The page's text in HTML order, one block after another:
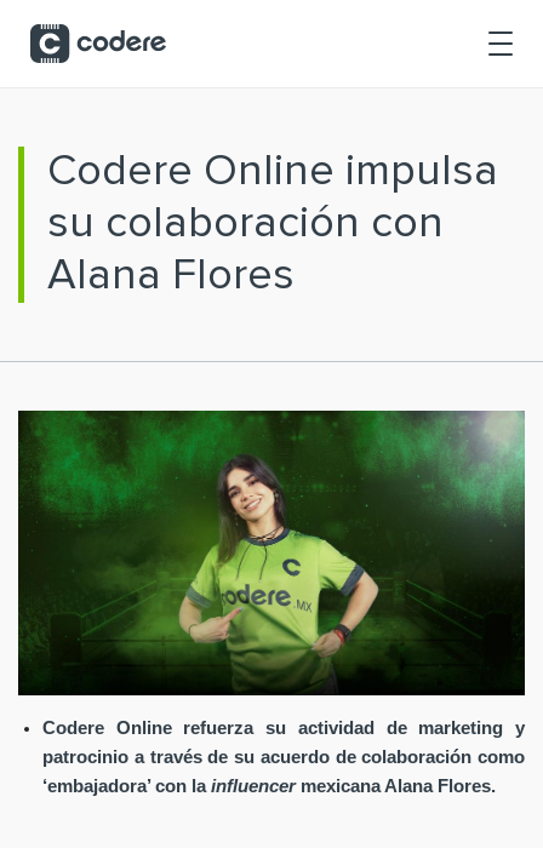
Codere Online impulsa
su colaboración con
Alana Flores
Codere Online refuerza su actividad de marketing y
patrocinio a través de su acuerdo de colaboración como
‘embajadora’ con lainfluencermexicana Alana Flores.